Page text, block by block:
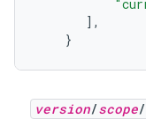
] ,
}
version/scope